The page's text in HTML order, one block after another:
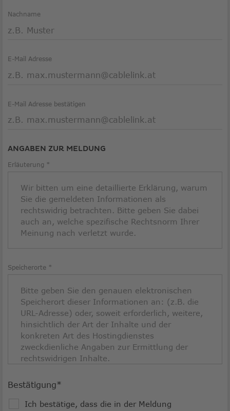
Nachname
E-Mail Adresse
E-Mail Adresse bestätigen
ANGABEN ZUR MELDUNG
Erläuterung
Speicherorte
Bestätigung*
Bestätigung
Ich bestätige, dass die in der Meldung